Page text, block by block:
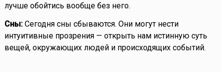
лучше обойтись вообще без него.
Сны:Сегодня сны сбываются. Они могут нести
интуитивные прозрения — открыть нам истинную суть
вещей, окружающих людей и происходящих событий.